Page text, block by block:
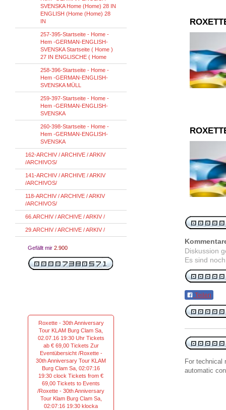
Diskussion
Es sind
Teilen
For technical
automatic
SVENSKA Home (Home) 28 IN
ENGLISH (Home (Home) 28
IN
257-395-Startseite - Home -
Hem -GERMAN-ENGLISH-
SVENSKA Startseite ( Home )
27 IN ENGLISCHE ( Home
258-396-Startseite - Home -
Hem -GERMAN-ENGLISH-
SVENSKA MÜLL
259-397-Startseite - Home -
Hem -GERMAN-ENGLISH-
SVENSKA
260-398-Startseite - Home -
Hem -GERMAN-ENGLISH-
SVENSKA
162-ARCHIV / ARCHIVE / ARKIV
/ARCHIVOS/
141-ARCHIV / ARCHIVE / ARKIV
/ARCHIVOS/
118-ARCHIV / ARCHIVE / ARKIV
/ARCHIVOS/
66.ARCHIV / ARCHIVE / ARKIV /
29.ARCHIV / ARCHIVE / ARKIV /
Gefällt mir 2.900
Roxette - 30th Anniversary
Tour KLAM Burg Clam Sa,
02.07.16 19:30 Uhr Tickets
ab € 69,00 Tickets Zur
Eventübersicht /Roxette -
30th Anniversary Tour KLAM
Burg Clam Sa, 02:07:16
19:30 clock Tickets from €
69,00 Tickets to Events
/Roxette - 30th Anniversary
Tour Klam Burg Clam Sa,
02:07:16 19:30 klocka